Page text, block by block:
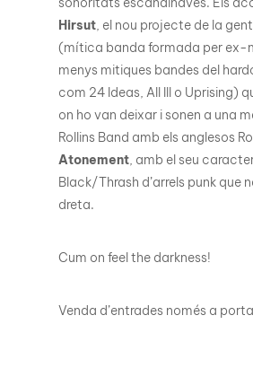
Hirsut, el nou projecte de la
(mítica banda formada per ex-
menys mitiques bandes del
com 24 Ideas, All Ill o Uprising)
on ho van deixar i sonen a una
Rollins Band amb els anglesos
Atonement, amb el seu
Black/Thrash d’arrels punk que
dreta.
Cum on feel the darkness!
Venda d’entrades només a